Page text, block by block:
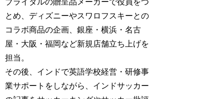
ブライダルの贈呈品メーカーで役員をつ
とめ、ディズニーやスワロフスキーとの
コラボ商品の企画、銀座・横浜・名古
屋・大阪・福岡など新規店舗立ち上げを
担当。
その後、インドで英語学校経営・研修事
業サポートをしながら、インドサッカー